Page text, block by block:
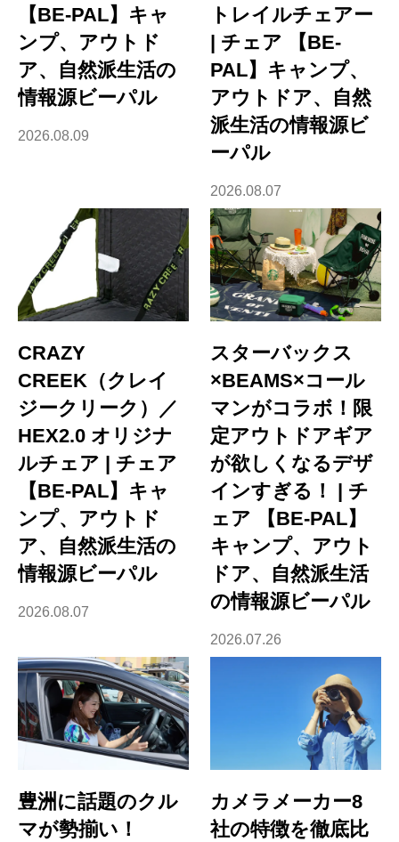
【BE-PAL】キャ
ンプ、アウトド
ア、自然派生活の
情報源ビーパル
2026.08.09
トレイルチェアー
| チェア 【BE-
PAL】キャンプ、
アウトドア、自然
派生活の情報源ビ
ーパル
2026.08.07
CRAZY
CREEK（クレイ
ジークリーク）／
HEX2.0 オリジナ
ルチェア | チェア
【BE-PAL】キャ
ンプ、アウトド
ア、自然派生活の
情報源ビーパル
2026.08.07
スターバックス
×BEAMS×コール
マンがコラボ！限
定アウトドアギア
が欲しくなるデザ
インすぎる！ | チ
ェア 【BE-PAL】
キャンプ、アウト
ドア、自然派生活
の情報源ビーパル
2026.07.26
豊洲に話題のクル
マが勢揃い！
カメラメーカー8
社の特徴を徹底比